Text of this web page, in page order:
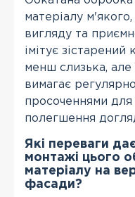
матеріалу
вигляду та
імітує зістарений
менш слизька, але
вимагає
просоченнями для
полегшення
Які переваги
монтажі цього
матеріалу на
фасади?